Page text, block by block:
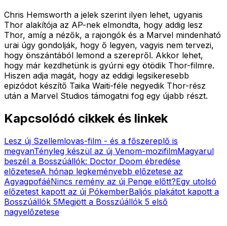
Chris Hemsworth a jelek szerint ilyen lehet, ugyanis
Thor alakítója az AP-nek elmondta, hogy addig lesz
Thor, amíg a nézők, a rajongók és a Marvel mindenható
urai úgy gondolják, hogy ő legyen, vagyis nem tervezi,
hogy önszántából lemond a szerepről. Akkor lehet,
hogy már kezdhetünk is gyúrni egy ötödik Thor-filmre.
Hiszen adja magát, hogy az eddigi legsikeresebb
epizódot készítő Taika Waiti-féle negyedik Thor-rész
után a Marvel Studios támogatni fog egy újabb részt.
Kapcsolódó cikkek és linkek
Lesz új Szellemlovas-film - és a főszereplő is
megvanTényleg készül az új Venom-mozifilmMagyarul
beszél a Bosszúállók: Doctor Doom ébredése
előzeteseA hónap legkeményebb előzetese az
AgyagpofáéNincs remény az új Penge előtt?Egy utolsó
előzetest kapott az új PókemberBaljós plakátot kapott a
Bosszúállók 5Megjött a Bosszúállók 5 első
nagyelőzetese